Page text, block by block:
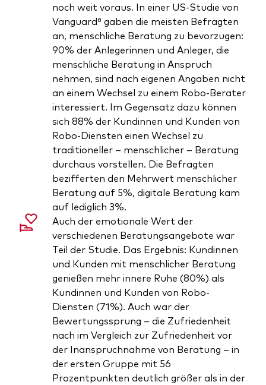
noch weit voraus. In einer US-Studie von
Vanguard⁸ gaben die meisten Befragten
an, menschliche Beratung zu bevorzugen:
90% der Anlegerinnen und Anleger, die
menschliche Beratung in Anspruch
nehmen, sind nach eigenen Angaben nicht
an einem Wechsel zu einem Robo-Berater
interessiert. Im Gegensatz dazu können
sich 88% der Kundinnen und Kunden von
Robo-Diensten einen Wechsel zu
traditioneller – menschlicher – Beratung
durchaus vorstellen. Die Befragten
bezifferten den Mehrwert menschlicher
Beratung auf 5%, digitale Beratung kam
auf lediglich 3%.
Auch der emotionale Wert der
verschiedenen Beratungsangebote war
Teil der Studie. Das Ergebnis: Kundinnen
und Kunden mit menschlicher Beratung
genießen mehr innere Ruhe (80%) als
Kundinnen und Kunden von Robo-
Diensten (71%). Auch war der
Bewertungssprung – die Zufriedenheit
nach im Vergleich zur Zufriedenheit vor
der Inanspruchnahme von Beratung – in
der ersten Gruppe mit 56
Prozentpunkten deutlich größer als in der